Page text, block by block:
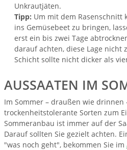
Unkrautjäten.
Tipp: Um mit dem Rasenschnitt
ins Gemüsebeet zu bringen,
erst ein bis zwei Tage
darauf achten, diese Lage nicht
Schicht sollte nicht dicker als
AUSSAATEN IM
Im Sommer – draußen wie drinnen
trockenheitstolerante Sorten zum
Sommeranbau ist immer auf der
Darauf sollten Sie gezielt achten.
"was noch geht", bekommen Sie im